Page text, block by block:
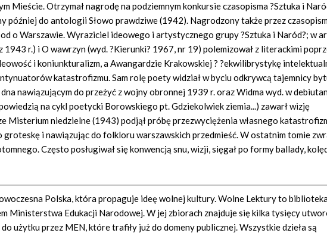
Mieście. Otrzymał nagrodę na podziemnym konkursie czasopisma ?Sztuka i
później do antologii Słowo prawdziwe (1942). Nagrodzony także przez
o Warszawie. Wyraziciel ideowego i artystycznego grupy ?Sztuka i Naród?; w
1943 r.) i O wawrzyn (wyd. ?Kierunki? 1967, nr 19) polemizował z literackimi
i koniunkturalizm, a Awangardzie Krakowskiej ? ?ekwilibrystykę
katastrofizmu. Sam rolę poety widział w byciu odkrywcą tajemnicy
nawiązującym do przeżyć z wojny obronnej 1939 r. oraz Widma wyd. w
na cykl poetycki Borowskiego pt. Gdziekolwiek ziemia...) zawarł wizję
Misterium niedzielne (1943) podjął próbę przezwyciężenia własnego
i nawiązując do folkloru warszawskich przedmieść. W ostatnim tomie
Często posługiwał się konwencją snu, wizji, sięgał po formy ballady,
Polska, która propaguje ideę wolnej kultury. Wolne Lektury to
Ministerstwa Edukacji Narodowej. W jej zbiorach znajduje się kilka tysięcy
użytku przez MEN, które trafiły już do domeny publicznej. Wszystkie dzieła są